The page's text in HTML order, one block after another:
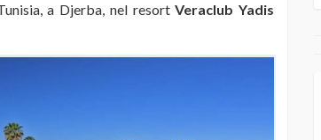
a Djerba, nel resortVeraclub Yadis